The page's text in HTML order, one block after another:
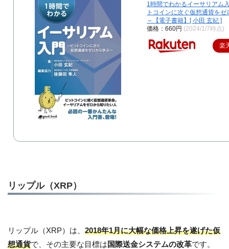
1時間でわかるイーサリアム
トコインに次ぐ仮想通貨をゼ
～【電子書籍】[ 小田 玄紀 ]
価格：660円 (2024/1/7時点)
楽
リップル（XRP）
リップル（XRP）は、 2018年1月に大幅な価格上昇を遂げた仮
想通貨で、その主要な目標は国際送金システムの改革です。